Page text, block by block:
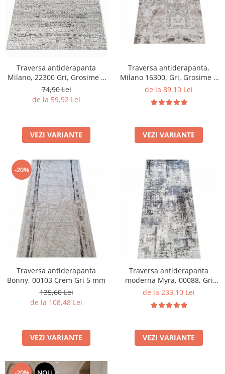
Traversa antiderapanta
Milano, 22300 Gri, Grosime 4
mm
74,90 Lei
de la 59,92 Lei
VEZI VARIANTE
Traversa antiderapanta,
Milano 16300, Gri, Grosime 4
mm
de la 89,10 Lei
VEZI VARIANTE
-20%
Traversa antiderapanta
Bonny, 00103 Crem Gri 5 mm
135,60 Lei
de la 108,48 Lei
VEZI VARIANTE
Traversa antiderapanta
moderna Myra, 00088, Gri
Inchis Gri, 120 x 150 cm,
de la 233,10 Lei
VEZI VARIANTE